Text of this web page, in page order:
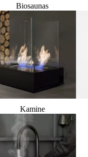
Biosaunas
Kamine